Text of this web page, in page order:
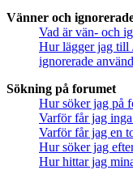
Vänner och
Vad är vän- och
Hur lägger jag till
ignorerade
Sökning på forumet
Hur söker jag på
Varför får jag
Varför får jag en
Hur söker jag
Hur hittar jag